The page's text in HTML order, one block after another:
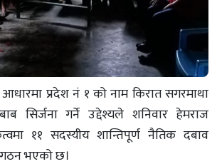
प्रदेश नं १ को नाम किरात सगरमाथा
सिर्जना गर्ने उद्देश्यले शनिवार हेमराज
११ सदस्यीय शान्तिपूर्ण नैतिक दबाव
भएको छ।